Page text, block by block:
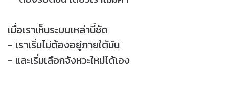
เมื่อเราเห็นระบบเหล่านี้ชัด
- เราเริ่มไม่ต้องอยู่ภายใต้มัน
- และเริ่มเลือกจังหวะใหม่ได้เอง